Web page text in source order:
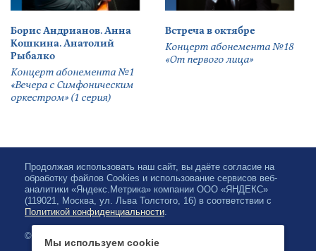
Борис Андрианов. Анна
Кошкина. Анатолий
Рыбалко
Концерт абонемента №1
«Вечера с Симфоническим
оркестром» (1 серия)
Встреча в октябре
Концерт абонемента №18
«От первого лица»
Продолжая использовать наш сайт, вы даёте согласие на
обработку файлов Cookies и использование сервисов веб-
аналитики «Яндекс.Метрика» компании ООО «ЯНДЕКС»
(119021, Москва, ул. Льва Толстого, 16) в соответствии с
Политикой конфиденциальности.
© 2026, Karelian State Philharmonic
Мы используем cookie